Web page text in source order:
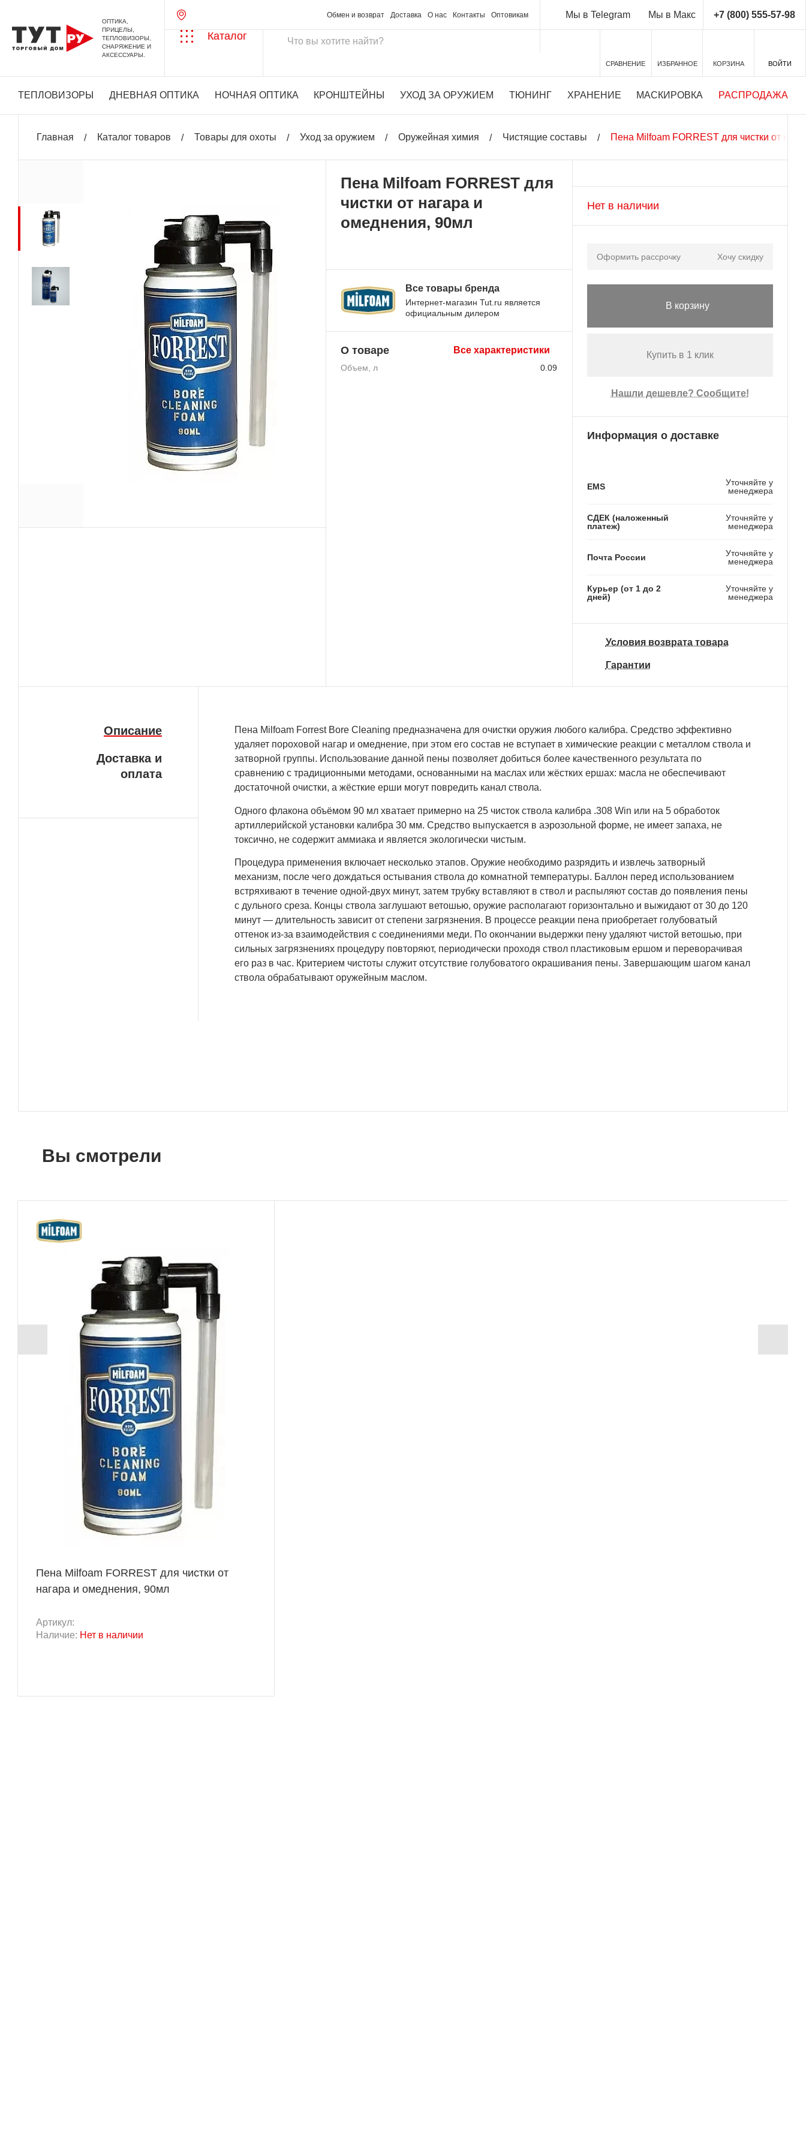
ОПТИКА,
ПРИЦЕЛЫ,
ТЕПЛОВИЗОРЫ,
СНАРЯЖЕНИЕ И
АКСЕССУАРЫ.
Обмен и возврат Доставка О нас Контакты Оптовикам Мы в Telegram Мы в Макс +7 (800) 555-57-98
Каталог
СРАВНЕНИЕ ИЗБРАННОЕ КОРЗИНА ВОЙТИ
ТЕПЛОВИЗОРЫ ДНЕВНАЯ ОПТИКА НОЧНАЯ ОПТИКА КРОНШТЕЙНЫ УХОД ЗА ОРУЖИЕМ ТЮНИНГ ХРАНЕНИЕ МАСКИРОВКА РАСПРОДАЖА
Главная Каталог товаров Товары для охоты Уход за оружием Оружейная химия Чистящие составы Пена Milfoam FORREST для чистки от
Пена Milfoam FORREST для
чистки от нагара и
омеднения, 90мл
Все товары бренда
Интернет-магазин Tut.ru является
официальным дилером
О товаре Все характеристики
Объем, л 0.09
Нет в наличии
Оформить рассрочку Хочу скидку
В корзину
Купить в 1 клик
Нашли дешевле? Сообщите!
Информация о доставке
EMS
Уточняйте у
менеджера
СДЕК (наложенный
платеж)
Уточняйте у
менеджера
Почта России
Уточняйте у
менеджера
Курьер (от 1 до 2
дней)
Уточняйте у
менеджера
Условия возврата товара
Гарантии
Описание
Доставка и
оплата
Пена Milfoam Forrest Bore Cleaning предназначена для очистки оружия любого калибра. Средство эффективно
удаляет пороховой нагар и омеднение, при этом его состав не вступает в химические реакции с металлом ствола и
затворной группы. Использование данной пены позволяет добиться более качественного результата по
сравнению с традиционными методами, основанными на маслах или жёстких ершах: масла не обеспечивают
достаточной очистки, а жёсткие ерши могут повредить канал ствола.
Одного флакона объёмом 90 мл хватает примерно на 25 чисток ствола калибра .308 Win или на 5 обработок
артиллерийской установки калибра 30 мм. Средство выпускается в аэрозольной форме, не имеет запаха, не
токсично, не содержит аммиака и является экологически чистым.
Процедура применения включает несколько этапов. Оружие необходимо разрядить и извлечь затворный
механизм, после чего дождаться остывания ствола до комнатной температуры. Баллон перед использованием
встряхивают в течение одной-двух минут, затем трубку вставляют в ствол и распыляют состав до появления пены
с дульного среза. Концы ствола заглушают ветошью, оружие располагают горизонтально и выжидают от 30 до 120
минут — длительность зависит от степени загрязнения. В процессе реакции пена приобретает голубоватый
оттенок из-за взаимодействия с соединениями меди. По окончании выдержки пену удаляют чистой ветошью, при
сильных загрязнениях процедуру повторяют, периодически проходя ствол пластиковым ершом и переворачивая
его раз в час. Критерием чистоты служит отсутствие голубоватого окрашивания пены. Завершающим шагом канал
ствола обрабатывают оружейным маслом.
Вы смотрели
Пена Milfoam FORREST для чистки от
нагара и омеднения, 90мл
Артикул:
Наличие: Нет в наличии